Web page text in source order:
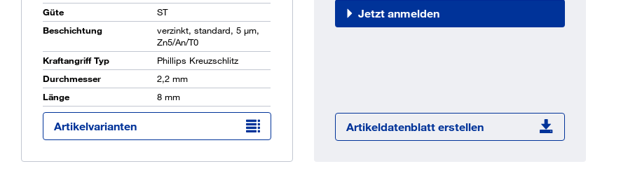
Sie sind noch kein Kunde
OCI Schnittstelle zu lhrer
Warenwirtschaft
Güte
ST
Beschichtung
verzinkt, standard, 5 µm,
Zn5/An/T0
Kraftangriff Typ
Phillips Kreuzschlitz
Durchmesser
2,2 mm
Länge
8 mm
Artikelvarianten
Jetzt anmelden
Artikeldatenblatt erstellen